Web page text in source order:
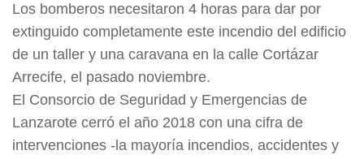
Los bomberos necesitaron 4 horas para dar por
extinguido completamente este incendio del edificio
de un taller y una caravana en la calle Cortázar
Arrecife, el pasado noviembre.
El Consorcio de Seguridad y Emergencias de
Lanzarote cerró el año 2018 con una cifra de
intervenciones -la mayoría incendios, accidentes y